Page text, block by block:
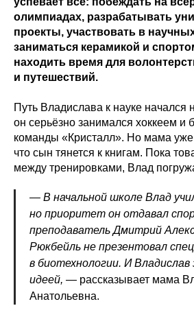
олимпиадах, разрабатывать
проекты, участвовать в
заниматься керамикой и
находить время для
и путешествий.
Путь Владислава к науке начался
он серьёзно занимался хоккеем и
команды «Кристалл». Но мама уже
что сын тянется к книгам. Пока
между тренировками, Влад
— В начальной школе Влад
но приоритет он отдавал
преподаватель Дмитрий
Рюкбейль не презентовал
в биотехнологии. И Владислав
идеей, — рассказывает мама
Анатольевна.